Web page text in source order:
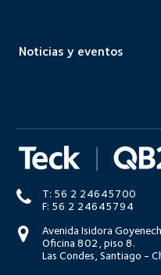
Noticias y eventos
T: 56 2 24645700
F: 56 2 24645794
Avenida Isidora
Oficina 802, piso 8.
Las Condes, Santiago -